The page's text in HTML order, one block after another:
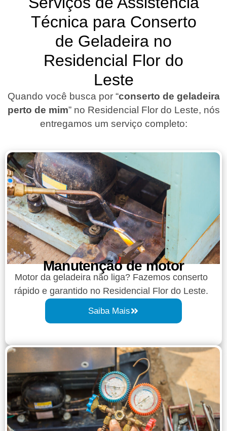
Técnica para Conserto
de Geladeira no
Residencial Flor do
Leste
Quando você busca por “conserto de geladeira
perto de mim” no Residencial Flor do Leste, nós
entregamos um serviço completo:
Manutenção de motor
Motor da geladeira não liga? Fazemos conserto
rápido e garantido no Residencial Flor do Leste.
Saiba Mais